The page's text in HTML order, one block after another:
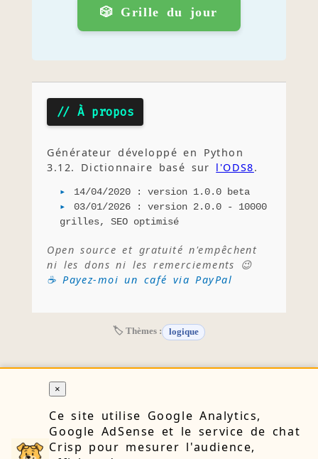
×
Ce site utilise Google Analytics,
Google AdSense et le service de chat
Crisp pour mesurer l'audience,
🎲 Grille du jour
// À propos
Générateur développé en Python
3.12. Dictionnaire basé sur l'ODS8.
14/04/2020 : version 1.0.0 beta
03/01/2026 : version 2.0.0 - 10000
grilles, SEO optimisé
Open source et gratuité n'empêchent
ni les dons ni les remerciements 😉
☕ Payez-moi un café via PayPal
🏷 Thèmes : logique